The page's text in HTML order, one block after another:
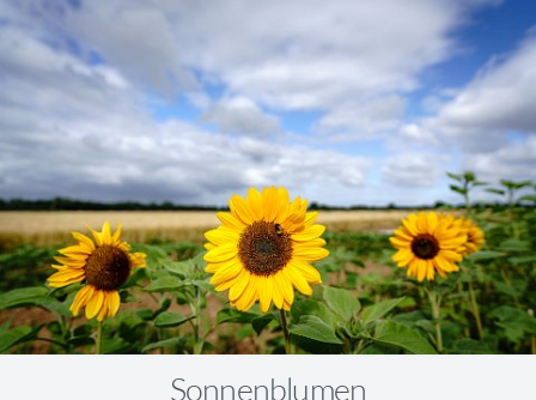
Sonnenblumen